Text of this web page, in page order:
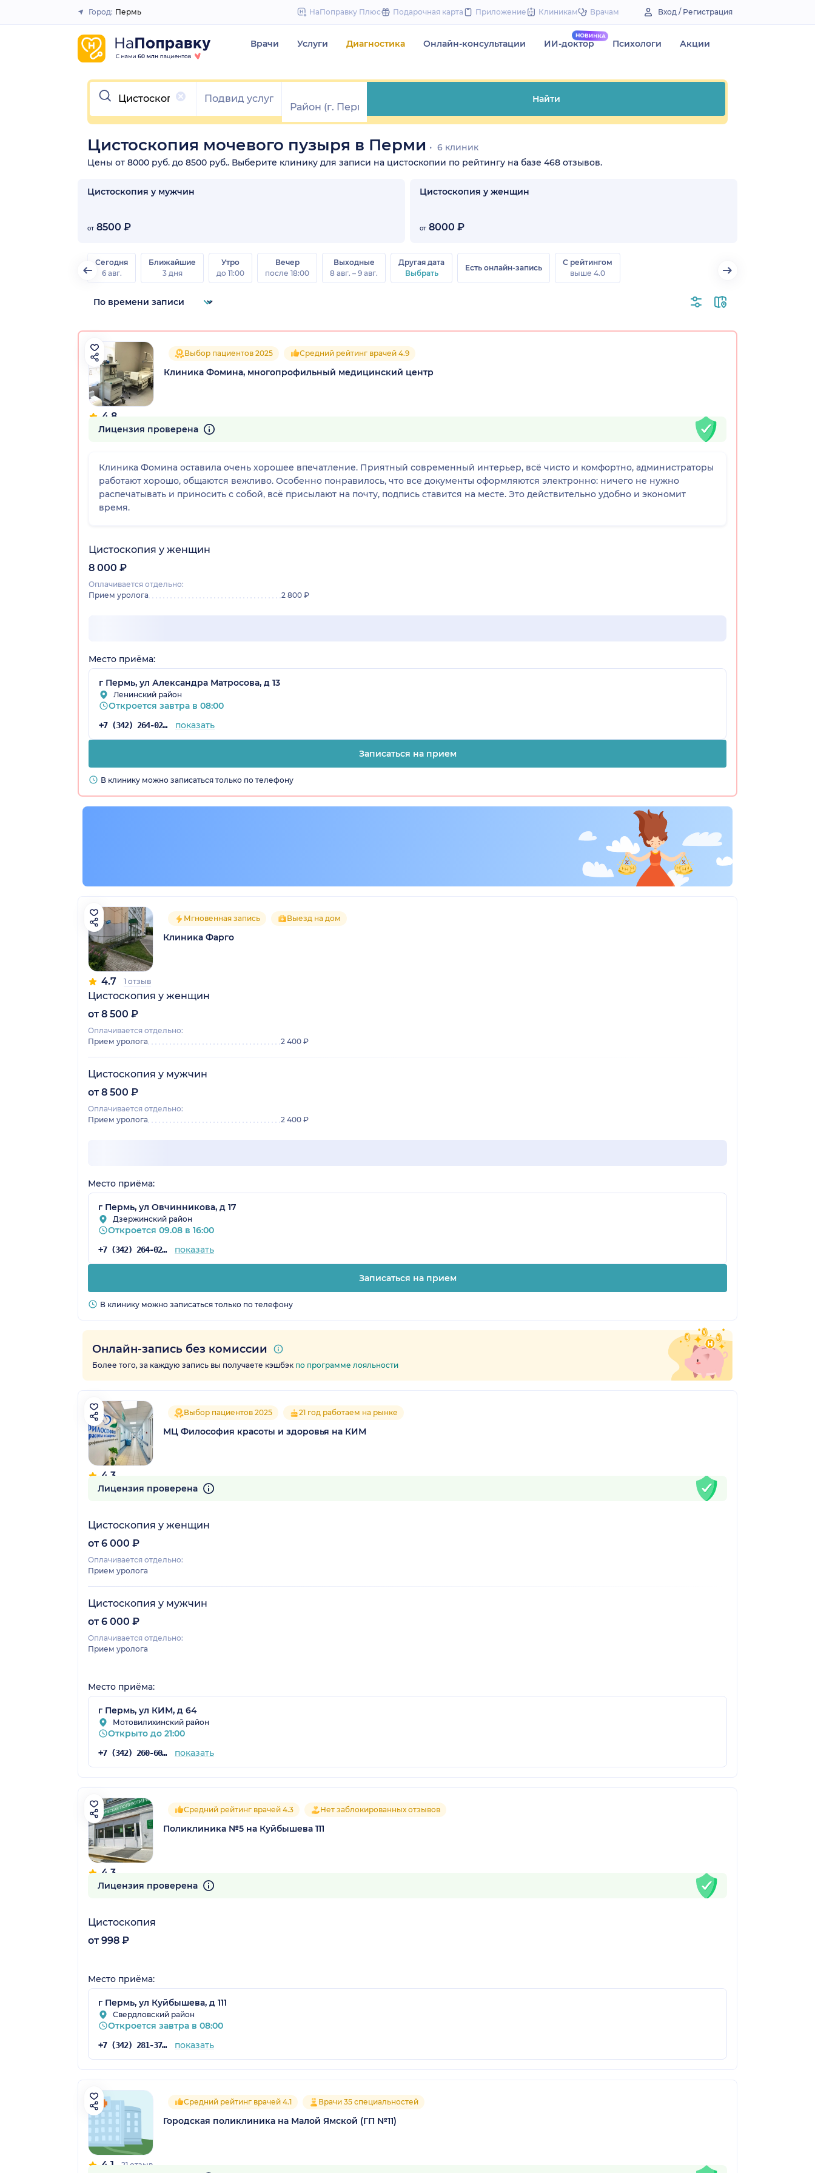
to
Закрыть
Город: Пермь НаПоправку Плюс Подарочная карта Приложение Клиникам Врачам Вход / Регистрация
Врачи Услуги Диагностика Онлайн-консультации ИИ-доктор Психологи Акции
Очистить
Найти
Цистоскопия мочевого пузыря в Перми
6 клиник
Цены от 8000 руб. до 8500 руб.. Выберите клинику для записи на цистоскопии по рейтингу на базе 468 отзывов.
Цистоскопия у мужчин
от 8500 ₽
Цистоскопия у женщин
от 8000 ₽
Сегодня
6 авг.
Ближайшие
3 дня
Утро
до 11:00
Вечер
после 18:00
Выходные
8 авг. – 9 авг.
Другая дата
Выбрать
Есть онлайн-запись
С рейтингом
выше 4.0
4.8
264 отзыва
Выбор пациентов 2025 Средний рейтинг врачей 4.9
Клиника Фомина, многопрофильный медицинский центр
Лицензия проверена
Клиника Фомина оставила очень хорошее впечатление. Приятный современный интерьер, всё чисто и комфортно, администраторы
работают хорошо, общаются вежливо. Особенно понравилось, что все документы оформляются электронно: ничего не нужно
распечатывать и приносить с собой, всё присылают на почту, подпись ставится на месте. Это действительно удобно и экономит
время.
Цистоскопия у женщин
8 000 ₽
Оплачивается отдельно:
Прием уролога
2 800 ₽
Место приёма:
г Пермь, ул Александра Матросова, д 13
Ленинский район
Откроется завтра в 08:00
+7 (342) 264-02-90 показать
Записаться на прием
В клинику можно записаться только по телефону
4.7 1 отзыв
Мгновенная запись Выезд на дом
Клиника Фарго
Цистоскопия у женщин
от 8 500 ₽
Оплачивается отдельно:
Прием уролога
2 400 ₽
Цистоскопия у мужчин
от 8 500 ₽
Оплачивается отдельно:
Прием уролога
2 400 ₽
Место приёма:
г Пермь, ул Овчинникова, д 17
Дзержинский район
Откроется 09.08 в 16:00
+7 (342) 264-02-41 показать
Записаться на прием
В клинику можно записаться только по телефону
Онлайн-запись без комиссии
Более того, за каждую запись вы получаете кэшбэк по программе лояльности
4.3
143 отзыва
Выбор пациентов 2025 21 год работаем на рынке
МЦ Философия красоты и здоровья на КИМ
Лицензия проверена
Цистоскопия у женщин
от 6 000 ₽
Оплачивается отдельно:
Прием уролога
Цистоскопия у мужчин
от 6 000 ₽
Оплачивается отдельно:
Прием уролога
Место приёма:
г Пермь, ул КИМ, д 64
Мотовилихинский район
Открыто до 21:00
+7 (342) 260-60-60 показать
4.3
34 отзыва
Средний рейтинг врачей 4.3 Нет заблокированных отзывов
Поликлиника №5 на Куйбышева 111
Лицензия проверена
Цистоскопия
от 998 ₽
Место приёма:
г Пермь, ул Куйбышева, д 111
Свердловский район
Откроется завтра в 08:00
+7 (342) 281-37-73 показать
4.1 21 отзыв
Средний рейтинг врачей 4.1 Врачи 35 специальностей
Городская поликлиника на Малой Ямской (ГП №11)